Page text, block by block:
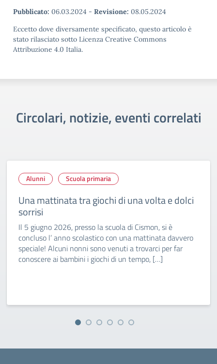
Pubblicato: 06.03.2024 - Revisione: 08.05.2024
Eccetto dove diversamente specificato, questo articolo è
stato rilasciato sotto Licenza Creative Commons
Attribuzione 4.0 Italia.
Circolari, notizie, eventi correlati
Alunni Scuola primaria
Una mattinata tra giochi di una volta e dolci
sorrisi
Il 5 giugno 2026, presso la scuola di Cismon, si è
concluso l’ anno scolastico con una mattinata davvero
speciale! Alcuni nonni sono venuti a trovarci per far
conoscere ai bambini i giochi di un tempo, […]